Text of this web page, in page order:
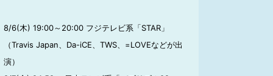
8/6(木) 19:00～20:00 フジテレビ系「STAR」
（Travis Japan、Da-iCE、TWS、=LOVEなどが出
演）